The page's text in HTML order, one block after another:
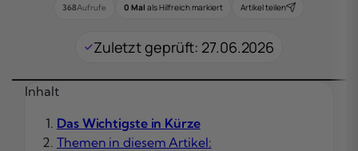
368Aufrufe 0 Mal als Hilfreich markiert Artikel teilen
Zuletzt geprüft: 27.06.2026
Inhalt
Das Wichtigste in Kürze
Themen in diesem Artikel: